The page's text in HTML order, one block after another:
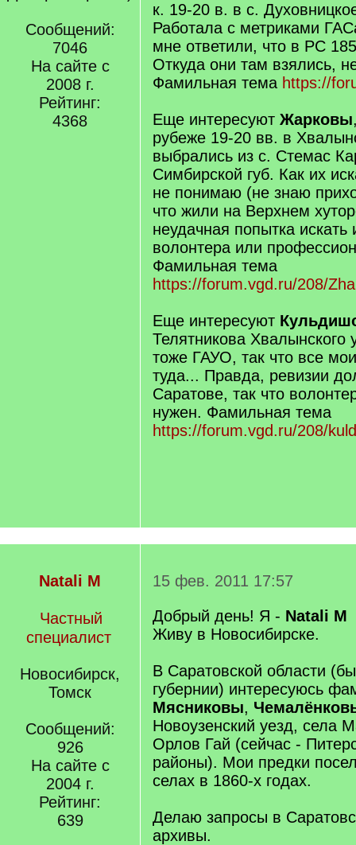
Сообщений:
7046
На сайте с
2008 г.
Рейтинг:
4368
к. 19-20 в. в с.
Работала с метриками
мне ответили, что в РС
Откуда они там взялись,
Фамильная тема https://
Еще интересуют Жарковы
рубеже 19-20 вв. в
выбрались из с. Стемас
Симбирской губ. Как их
не понимаю (не знаю
что жили на Верхнем
неудачная попытка
волонтера или
Фамильная тема
https://forum.vgd.ru/208/
Еще интересуют
Телятникова Хвалынского
тоже ГАУО, так что все
туда... Правда, ревизии
Саратове, так что
нужен. Фамильная тема
https://forum.vgd.ru/208/
Natali M
Частный
специалист
Новосибирск,
Томск
Сообщений:
926
На сайте с
2004 г.
Рейтинг:
639
15 фев. 2011 17:57
Добрый день! Я - Natali M
Живу в Новосибирске.
В Саратовской области
губернии) интересуюсь
Мясниковы,
Новоузенский уезд, села
Орлов Гай (сейчас -
районы). Мои предки
селах в 1860-х годах.
Делаю запросы в
архивы.